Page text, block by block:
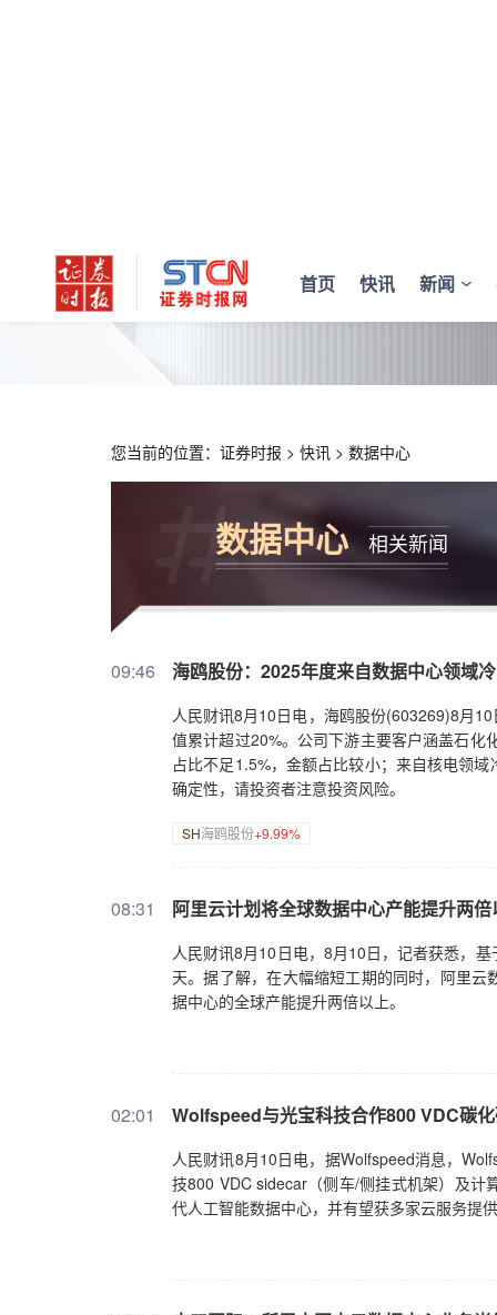
首页 快讯 新闻
您当前的位置： 证券时报 > 快讯 > 数据中心
数据中心 相关新闻
09:46 海鸥股份：2025年度来自数据中心领域
人民财讯8月10日电，海鸥股份(603269)8月
值累计超过20%。公司下游主要客户涵盖石
占比不足1.5%，金额占比较小；来自核电领
确定性，请投资者注意投资风险。
SH海鸥股份+9.99%
08:31 阿里云计划将全球数据中心产能提升两倍
人民财讯8月10日电，8月10日，记者获悉，
天。据了解，在大幅缩短工期的同时，阿里
据中心的全球产能提升两倍以上。
02:01 Wolfspeed与光宝科技合作800 VDC碳
人民财讯8月10日电，据Wolfspeed消息，
技800 VDC sidecar（侧车/侧挂式机架）及计
代人工智能数据中心，并有望获多家云服务提